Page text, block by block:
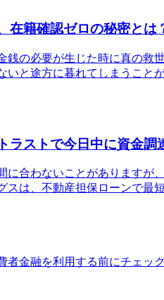
在籍確認ゼロの秘密とは
銭の必要が生じた時に真の救
と途方に暮れてしまうこと
ラストで今日中に資金調
に合わないことがありますが
スは、不動産担保ローンで最
者金融を利用する前にチェック